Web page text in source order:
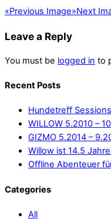
«Previous Image»Next
Leave a Reply
You must be logged in to
Recent Posts
Hundetreff
WILLOW 5.2010 –
GIZMO 5.2014 –
Willow ist 14.5
Offline Abenteuer
Categories
All